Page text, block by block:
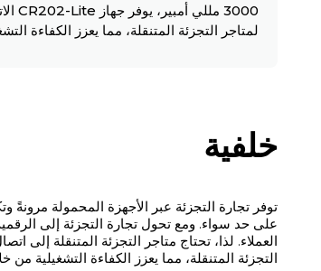
لمتاجر التجزئة المتنقلة، مما يعزز الكفاءة
خلفية
توفر تجارة التجزئة عبر الأجهزة المحمولة
على حد سواء. ومع تحول تجارة التجزئة إلى
التجزئة المتنقلة، مما يعزز الكفاءة التشغيلية